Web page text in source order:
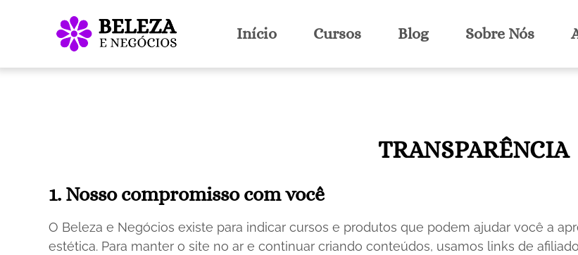
Início Cursos Blog Sobre Nós
TRANSPARÊNCIA
1. Nosso compromisso com você
O Beleza e Negócios existe para indicar cursos e produtos que podem ajudar você a
estética. Para manter o site no ar e continuar criando conteúdos, usamos links de